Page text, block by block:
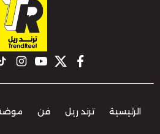
facebook
twitter
youtube
الرئيسية ترند ريل فن